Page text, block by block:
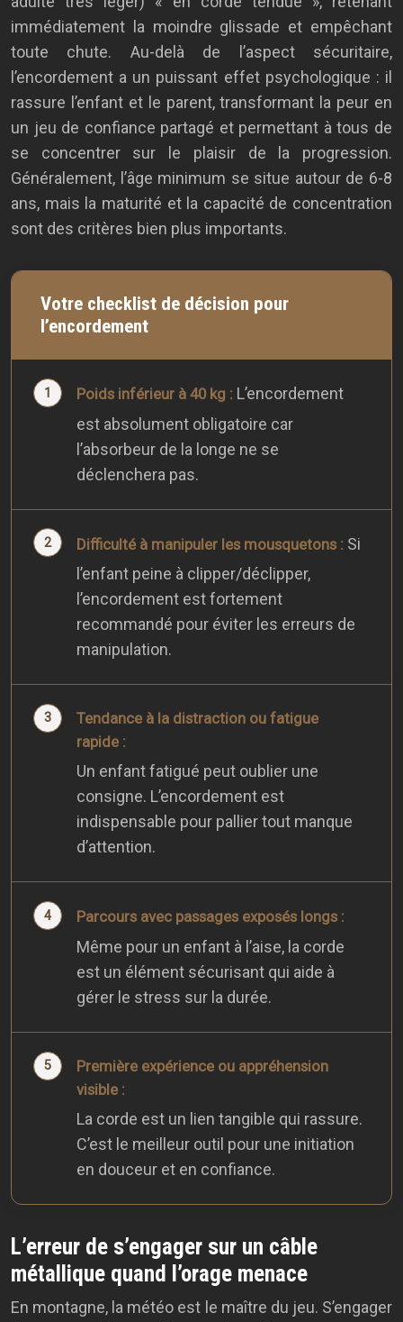
immédiatement la moindre glissade et empêchant
toute chute. Au-delà de l’aspect sécuritaire,
l’encordement a un puissant effet psychologique : il
rassure l’enfant et le parent, transformant la peur en
un jeu de confiance partagé et permettant à tous de
se concentrer sur le plaisir de la progression.
Généralement, l’âge minimum se situe autour de 6-8
ans, mais la maturité et la capacité de concentration
sont des critères bien plus importants.
Votre checklist de décision pour
l’encordement
Poids inférieur à 40 kg : L’encordement
est absolument obligatoire car
l’absorbeur de la longe ne se
déclenchera pas.
Difficulté à manipuler les mousquetons : Si
l’enfant peine à clipper/déclipper,
l’encordement est fortement
recommandé pour éviter les erreurs de
manipulation.
Tendance à la distraction ou fatigue
rapide :
Un enfant fatigué peut oublier une
consigne. L’encordement est
indispensable pour pallier tout manque
d’attention.
Parcours avec passages exposés longs :
Même pour un enfant à l’aise, la corde
est un élément sécurisant qui aide à
gérer le stress sur la durée.
Première expérience ou appréhension
visible :
La corde est un lien tangible qui rassure.
C’est le meilleur outil pour une initiation
en douceur et en confiance.
L’erreur de s’engager sur un câble
métallique quand l’orage menace
En montagne, la météo est le maître du jeu. S’engager